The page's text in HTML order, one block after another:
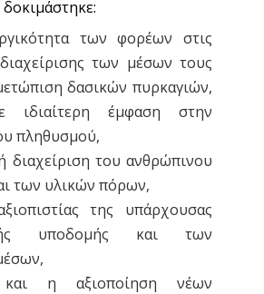
των φορέων στις
διαχείρισης των μέσων τους
δασικών πυρκαγιών,
ιδιαίτερη έμφαση στην
πληθυσμού,
διαχείριση του ανθρώπινου
των υλικών πόρων,
της υπάρχουσας
υποδομής και των
η αξιοποίηση νέων